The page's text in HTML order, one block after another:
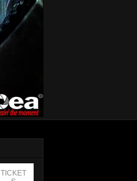
TICKET